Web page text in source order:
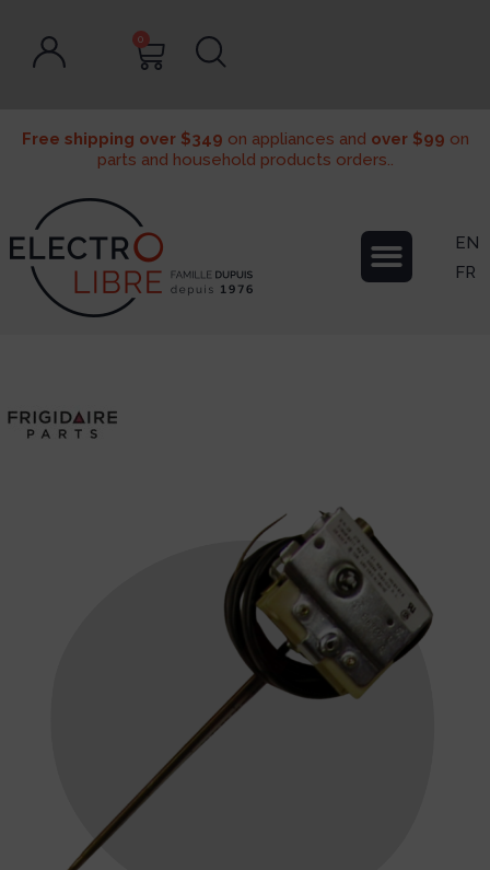
0
Free shipping over $349 on appliances and over $99 on
parts and household products orders..
EN
FR